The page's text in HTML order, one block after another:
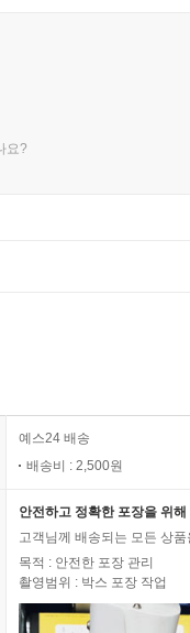
요?
예스24 배송
배송비 : 2,500원
안전하고 정확한 포장을 위
고객님께 배송되는 모든 상
목적 : 안전한 포장 관리
촬영범위 : 박스 포장 작업